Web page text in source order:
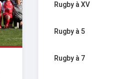
Rugby à XV
Rugby à 5
Rugby à 7